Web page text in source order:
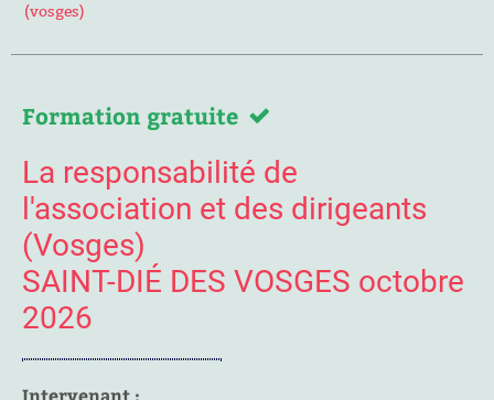
(vosges)
Formation gratuite
La responsabilité de
l'association et des dirigeants
(Vosges)
SAINT-DIÉ DES VOSGES octobre
2026
Intervenant :